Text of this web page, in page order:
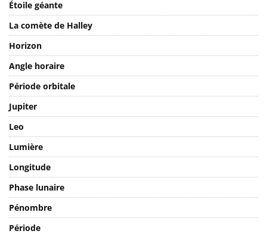
Étoile géante
La comète de Halley
Horizon
Angle horaire
Période orbitale
Jupiter
Leo
Lumière
Longitude
Phase lunaire
Pénombre
Période